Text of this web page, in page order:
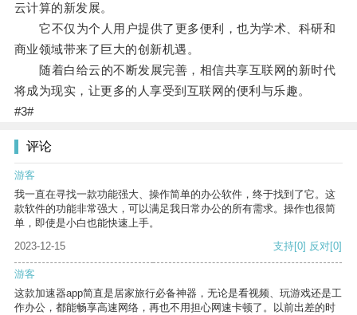
云计算的新发展。
它不仅为个人用户提供了更多便利，也为学术、科研和
商业领域带来了巨大的创新机遇。
随着白给云的不断发展完善，相信共享互联网的新时代
将成为现实，让更多的人享受到互联网的便利与乐趣。
#3#
评论
游客
我一直在寻找一款功能强大、操作简单的办公软件，终于找到了它。这
款软件的功能非常强大，可以满足我日常办公的所有需求。操作也很简
单，即使是小白也能快速上手。
2023-12-15
支持[0] 反对[0]
游客
这款加速器app简直是居家旅行必备神器，无论是看视频、玩游戏还是工
作办公，都能畅享高速网络，再也不用担心网速卡顿了。以前出差的时